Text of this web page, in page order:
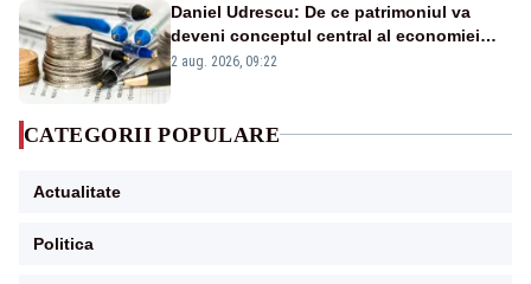
Daniel Udrescu: De ce patrimoniul va
deveni conceptul central al economiei
viitoare?
2 aug. 2026, 09:22
CATEGORII POPULARE
Actualitate
Politica